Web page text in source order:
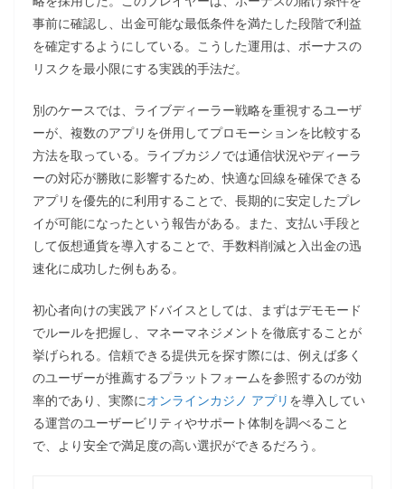
事前に確認し、出金可能な最低条件を満たした段階で利益
を確定するようにしている。こうした運用は、ボーナスの
リスクを最小限にする実践的手法だ。
別のケースでは、ライブディーラー戦略を重視するユーザ
ーが、複数のアプリを併用してプロモーションを比較する
方法を取っている。ライブカジノでは通信状況やディーラ
ーの対応が勝敗に影響するため、快適な回線を確保できる
アプリを優先的に利用することで、長期的に安定したプレ
イが可能になったという報告がある。また、支払い手段と
して仮想通貨を導入することで、手数料削減と入出金の迅
速化に成功した例もある。
初心者向けの実践アドバイスとしては、まずはデモモード
でルールを把握し、マネーマネジメントを徹底することが
挙げられる。信頼できる提供元を探す際には、例えば多く
のユーザーが推薦するプラットフォームを参照するのが効
率的であり、実際にオンラインカジノ アプリ を導入してい
る運営のユーザービリティやサポート体制を調べること
で、より安全で満足度の高い選択ができるだろう。